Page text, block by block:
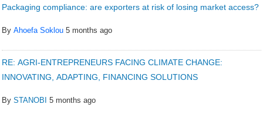
Packaging compliance: are exporters at risk of losing market access?
ByAhoefa Soklou 5 months ago
RE: AGRI-ENTREPRENEURS FACING CLIMATE CHANGE:
INNOVATING, ADAPTING, FINANCING SOLUTIONS
BySTANOBI 5 months ago